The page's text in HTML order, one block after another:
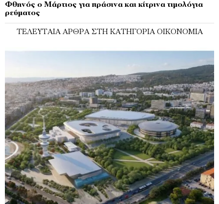
Φθηνός ο Μάρτιος για πράσινα και κίτρινα τιμολόγια
ρεύματος
ΤΕΛΕΥΤΑΊΑ ΆΡΘΡΑ ΣΤΗ ΚΑΤΗΓΟΡΊΑ ΟΙΚΟΝΟΜΊΑ